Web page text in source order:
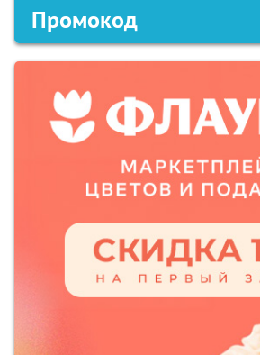
Промокод